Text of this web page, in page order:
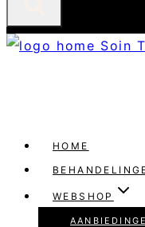
HOME
WEBSHOP